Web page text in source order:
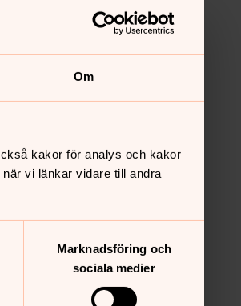
Om
kakor för analys och kakor
vi länkar vidare till andra
Marknadsföring och
sociala medier